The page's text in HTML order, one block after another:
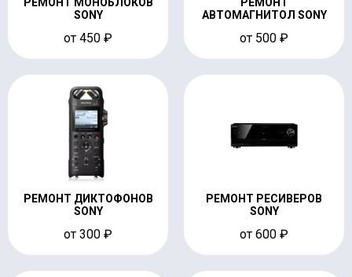
SONY
от 450 ₽
АВТОМАГНИТОЛ SONY
от 500 ₽
РЕМОНТ ДИКТОФОНОВ
SONY
от 300 ₽
РЕМОНТ РЕСИВЕРОВ
SONY
от 600 ₽